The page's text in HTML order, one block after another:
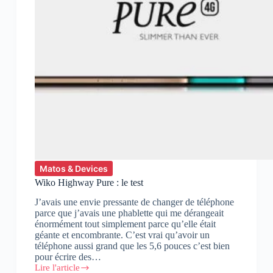
Matos & Devices
Wiko Highway Pure : le test
J’avais une envie pressante de changer de téléphone
parce que j’avais une phablette qui me dérangeait
énormément tout simplement parce qu’elle était
géante et encombrante. C’est vrai qu’avoir un
téléphone aussi grand que les 5,6 pouces c’est bien
pour écrire des…
Lire l'article